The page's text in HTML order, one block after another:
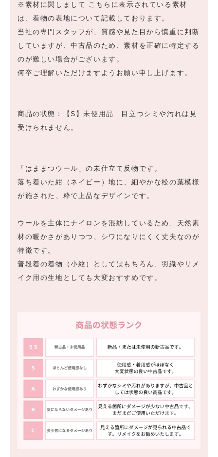
※素材に関しまして こちらに表示されている素材
は、着物の表地について記載しております。
当社の専門スタッフが、質感や見た目から慎重に判断
していますが、中古品のため、素材を正確に特定する
のが難しい場合がございます。
何卒ご理解いただけますようお願い申し上げます。
商品の状態：【S】未使用品 目立つシミや汚れは見
受けられません。
「はままつウール」の未仕立て反物です。
落ち着いた紺（ネイビー）地に、細やかな松の葉模様
が施された、粋で上品なデザインです。
ウールを主体にナイロンを混紡しているため、天然素
材の暖かさがありつつ、シワになりにくく丈夫なのが
特徴です。
普段着の着物（小紋）としてはもちろん、羽織やリメ
イク用の生地としても大変おすすめです。